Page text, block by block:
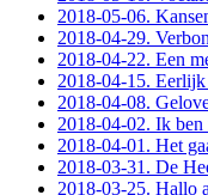
2018-05-06.
2018-04-29.
2018-04-22. Een
2018-04-15.
2018-04-08.
2018-04-02. Ik ben
2018-04-01. Het
2018-03-31. De
2018-03-25. Hallo